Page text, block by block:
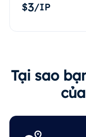
$3/IP
Tại sao